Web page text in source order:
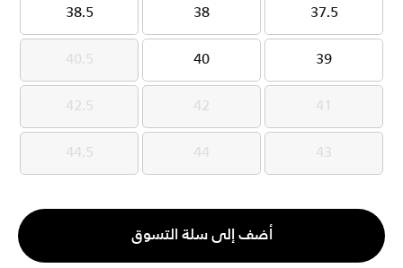
37.5
37.5
38
38
38.5
38.5
39
39
40
40
40.5
40.5
41
41
42
42
42.5
42.5
43
43
44
44
44.5
44.5
الكمية
1
أضف إلى سلة التسوق